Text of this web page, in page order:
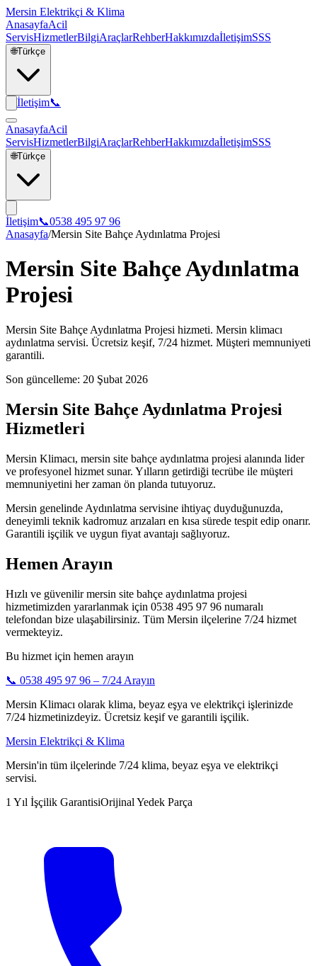
Mersin Elektrikçi & Klima
AnasayfaAcil
ServisHizmetlerBilgiAraçlarRehberHakkımızdaİletişimSSS
🌐Türkçe
İletişim📞
AnasayfaAcil
ServisHizmetlerBilgiAraçlarRehberHakkımızdaİletişimSSS
🌐Türkçe
İletişim📞0538 495 97 96
Anasayfa/Mersin Site Bahçe Aydınlatma Projesi
Mersin Site Bahçe Aydınlatma
Projesi
Mersin Site Bahçe Aydınlatma Projesi hizmeti. Mersin klimacı
aydınlatma servisi. Ücretsiz keşif, 7/24 hizmet. Müşteri memnuniyeti
garantili.
Son güncelleme: 20 Şubat 2026
Mersin Site Bahçe Aydınlatma Projesi
Hizmetleri
Mersin Klimacı, mersin site bahçe aydınlatma projesi alanında lider
ve profesyonel hizmet sunar. Yılların getirdiği tecrübe ile müşteri
memnuniyetini her zaman ön planda tutuyoruz.
Mersin genelinde Aydınlatma servisine ihtiyaç duyduğunuzda,
deneyimli teknik kadromuz arızaları en kısa sürede tespit edip onarır.
Garantili işçilik ve uygun fiyat avantajı sağlıyoruz.
Hemen Arayın
Hızlı ve güvenilir mersin site bahçe aydınlatma projesi
hizmetimizden yararlanmak için 0538 495 97 96 numaralı
telefondan bize ulaşabilirsiniz. Tüm Mersin ilçelerine 7/24 hizmet
vermekteyiz.
Bu hizmet için hemen arayın
📞 0538 495 97 96 – 7/24 Arayın
Mersin Klimacı olarak klima, beyaz eşya ve elektrikçi işlerinizde
7/24 hizmetinizdeyiz. Ücretsiz keşif ve garantili işçilik.
Mersin Elektrikçi & Klima
Mersin'in tüm ilçelerinde 7/24 klima, beyaz eşya ve elektrikçi
servisi.
1 Yıl İşçilik GarantisiOrijinal Yedek Parça